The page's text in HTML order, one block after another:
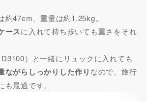
約47cm、重量は約1.25kg。
ースに入れて持ち歩いても重さをそれ
）と一緒にリュックに入れても
ながらしっかりした作り なので、旅行
最適です。